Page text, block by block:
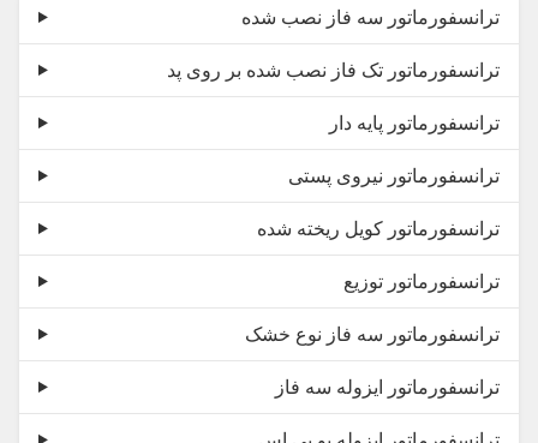
ترانسفورماتور سه فاز نصب شده
ترانسفورماتور تک فاز نصب شده بر روی پد
ترانسفورماتور پایه دار
ترانسفورماتور نیروی پستی
ترانسفورماتور کویل ریخته شده
ترانسفورماتور توزیع
ترانسفورماتور سه فاز نوع خشک
ترانسفورماتور ایزوله سه فاز